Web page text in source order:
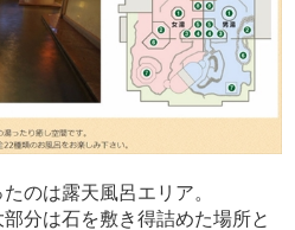
のは露天風呂エリア。
分は石を敷き得詰めた場所と